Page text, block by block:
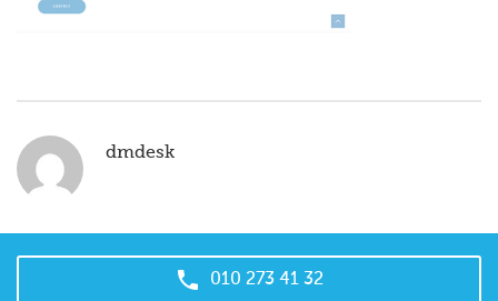
dmdesk
 010 273 41 32